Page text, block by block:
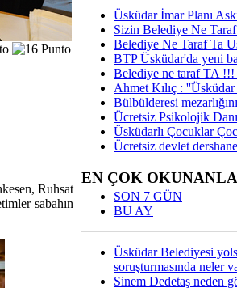
Ruhsat
sabahın
Üsküdar İmar Planı
Sizin Belediye Ne
Belediye Ne Taraf Ta
BTP Üsküdar'da yeni
Belediye ne taraf TA
Ahmet Kılıç :
Bülbülderesi
Ücretsiz Psikolojik
Üsküdarlı Çocuklar
Ücretsiz devlet
EN ÇOK
SON 7 GÜN
BU AY
Üsküdar Belediyesi
soruşturmasında neler
Sinem Dedetaş neden